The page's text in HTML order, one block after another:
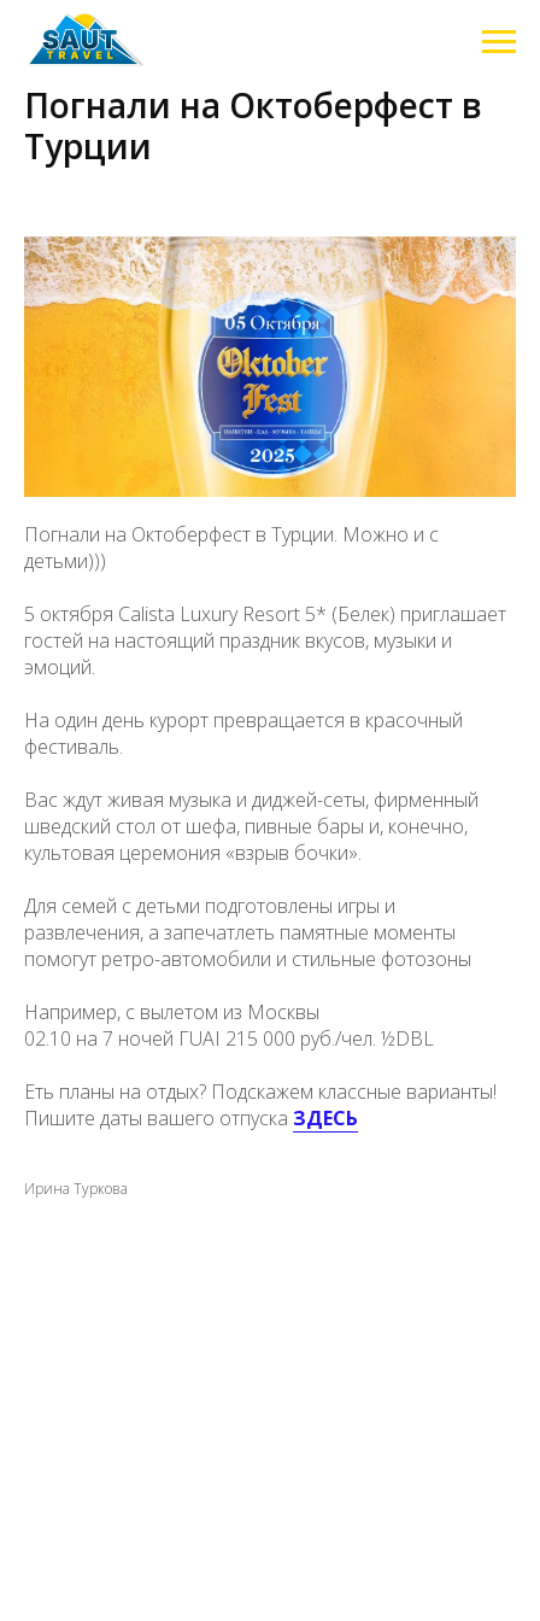
Погнали на Октоберфест в
Турции
Погнали на Октоберфест в Турции. Можно и с
детьми)))
5 октября Calista Luxury Resort 5* (Белек) приглашает
гостей на настоящий праздник вкусов, музыки и
эмоций.
На один день курорт превращается в красочный
фестиваль.
Вас ждут живая музыка и диджей-сеты, фирменный
шведский стол от шефа, пивные бары и, конечно,
культовая церемония «взрыв бочки».
Для семей с детьми подготовлены игры и
развлечения, а запечатлеть памятные моменты
помогут ретро-автомобили и стильные фотозоны
Например, с вылетом из Москвы
02.10 на 7 ночей ГUAI 215 000 руб./чел. ½DBL
Еть планы на отдых? Подскажем классные варианты!
Пишите даты вашего отпуска ЗДЕСЬ
Ирина Туркова